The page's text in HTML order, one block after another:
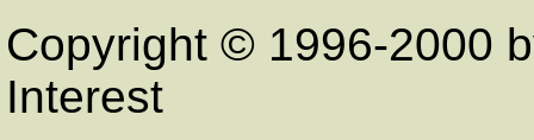
Copyright © 1996-2000
Interest